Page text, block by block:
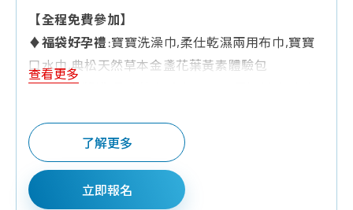
【全程免費參加】
♦福袋好孕禮 :寶寶洗澡巾,柔仕乾濕兩用布巾,寶寶
口水巾,典松天然草本金盞花葉黃素體驗包
♦Q&A有獎禮
書,攜帶式環保水杯,濕紙巾,嬰兒分階段固牙練習組,
口水巾
♦
:黃色小鴨麥粥碗
♦
:培寶溢乳墊+擠乳袋
查看更多
了解更多
立即報名
血
幹
細